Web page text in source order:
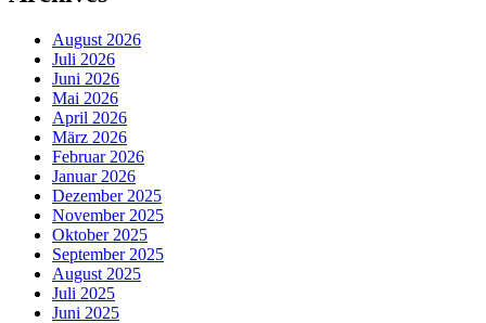
August 2026
Juli 2026
Juni 2026
Mai 2026
April 2026
März 2026
Februar 2026
Januar 2026
Dezember 2025
November 2025
Oktober 2025
September 2025
August 2025
Juli 2025
Juni 2025